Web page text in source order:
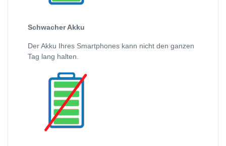
Schwacher Akku
Der Akku Ihres Smartphones kann nicht den ganzen
Tag lang halten.